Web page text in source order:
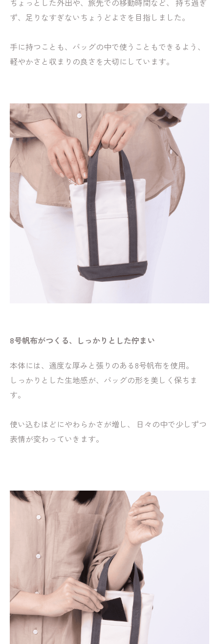
ちょっとした外出や、旅先での移動時間など、 持ち過ぎ
ず、足りなすぎないちょうどよさを目指しました。
手に持つことも、バッグの中で使うこともできるよう、
軽やかさと収まりの良さを大切にしています。
8号帆布がつくる、しっかりとした佇まい
本体には、適度な厚みと張りのある8号帆布を使用。
しっかりとした生地感が、バッグの形を美しく保ちま
す。
使い込むほどにやわらかさが増し、 日々の中で少しずつ
表情が変わっていきます。